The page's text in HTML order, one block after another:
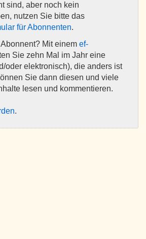
sind, aber noch kein
nutzen Sie bitte das
für Abonnenten.
Mit einem ef-
Sie zehn Mal im Jahr eine
oder elektronisch), die anders ist
Sie dann diesen und viele
lesen und kommentieren.
.